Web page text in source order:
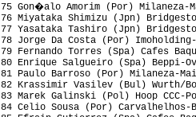
75 Gon�alo Amorim (Por)
76 Miyataka Shimizu (Jpn)
77 Yasataka Tashiro (Jpn)
78 Jorge Da Costa (Por)
79 Fernando Torres (Spa)
80 Enrique Salgueiro (Spa)
81 Paulo Barroso (Por)
82 Krassimir Vasilev (Bul) Wurth/
83 Marek Galinski (Pol) Hoop
84 Celio Sousa (Por)